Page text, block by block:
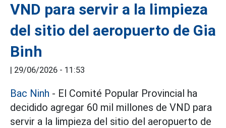
VND para servir a la limpieza
del sitio del aeropuerto de Gia
Binh
| 29/06/2026 - 11:53
Bac Ninh - El Comité Popular Provincial ha
decidido agregar 60 mil millones de VND para
servir a la limpieza del sitio del aeropuerto de